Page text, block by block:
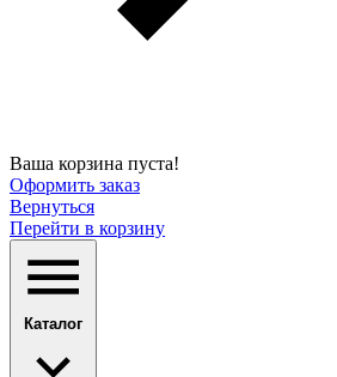
Ваша корзина пуста!
Оформить заказ
Вернуться
Перейти в корзину
Каталог